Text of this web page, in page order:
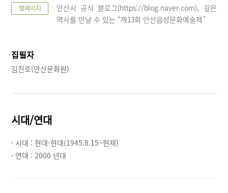
웹페이지
안산시 공식 블로그(https://blog.naver.com), 깊은
역사를 만날 수 있는 “제13회 안산읍성문화예술제”
집필자
김진호(안산문화원)
시대/연대
· 시대 :현대-현대(1945.8.15~현재)
· 연대 :2000 년대